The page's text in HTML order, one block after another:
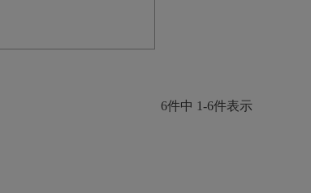
6件中 1-6件表示